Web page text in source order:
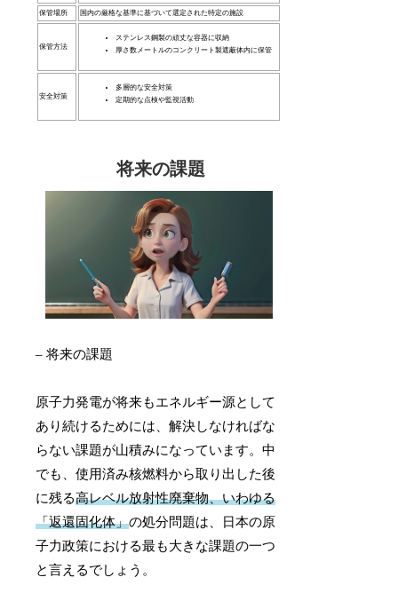
保管場所 国内の厳格な基準に基づいて選定された特定の施設
保管方法
ステンレス鋼製の頑丈な容器に収納
厚さ数メートルのコンクリート製遮蔽体内に保管
安全対策
多層的な安全対策
定期的な点検や監視活動
将来の課題
– 将来の課題
原子力発電が将来もエネルギー源として
あり続けるためには、解決しなければな
らない課題が山積みになっています。中
でも、使用済み核燃料から取り出した後
に残る高レベル放射性廃棄物、いわゆる
「返還固化体」の処分問題は、日本の原
子力政策における最も大きな課題の一つ
と言えるでしょう。